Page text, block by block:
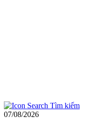
Tìm kiếm
07/08/2026